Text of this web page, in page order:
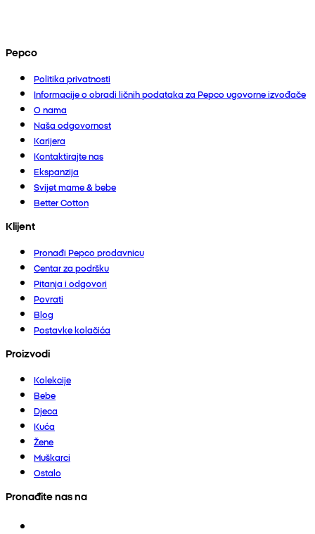
Pepco
Politika privatnosti
Informacije o obradi ličnih podataka za Pepco ugovorne izvođače
O nama
Naša odgovornost
Karijera
Kontaktirajte nas
Ekspanzija
Svijet mame & bebe
Better Cotton
Klijent
Pronađi Pepco prodavnicu
Centar za podršku
Pitanja i odgovori
Povrati
Blog
Postavke kolačića
Proizvodi
Kolekcije
Bebe
Djeca
Kuća
Žene
Muškarci
Ostalo
Pronađite nas na